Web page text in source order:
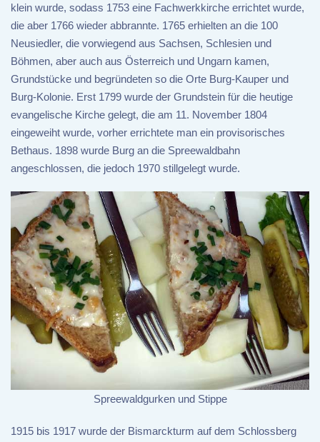
klein wurde, sodass 1753 eine Fachwerkkirche errichtet wurde,
die aber 1766 wieder abbrannte. 1765 erhielten an die 100
Neusiedler, die vorwiegend aus Sachsen, Schlesien und
Böhmen, aber auch aus Österreich und Ungarn kamen,
Grundstücke und begründeten so die Orte Burg-Kauper und
Burg-Kolonie. Erst 1799 wurde der Grundstein für die heutige
evangelische Kirche gelegt, die am 11. November 1804
eingeweiht wurde, vorher errichtete man ein provisorisches
Bethaus. 1898 wurde Burg an die Spreewaldbahn
angeschlossen, die jedoch 1970 stillgelegt wurde.
Spreewaldgurken und Stippe
1915 bis 1917 wurde der Bismarckturm auf dem Schlossberg